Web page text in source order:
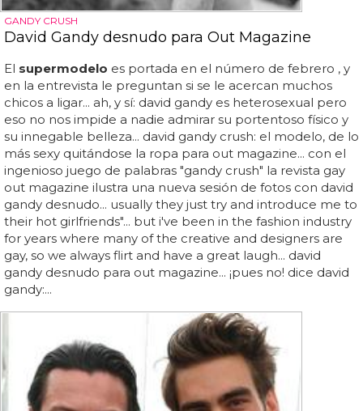
GANDY CRUSH
David Gandy desnudo para Out Magazine
El supermodelo es portada en el número de febrero , y
en la entrevista le preguntan si se le acercan muchos
chicos a ligar... ah, y sí: david gandy es heterosexual pero
eso no nos impide a nadie admirar su portentoso físico y
su innegable belleza... david gandy crush: el modelo, de lo
más sexy quitándose la ropa para out magazine... con el
ingenioso juego de palabras "gandy crush" la revista gay
out magazine ilustra una nueva sesión de fotos con david
gandy desnudo... usually they just try and introduce me to
their hot girlfriends"... but i've been in the fashion industry
for years where many of the creative and designers are
gay, so we always flirt and have a great laugh... david
gandy desnudo para out magazine... ¡pues no! dice david
gandy:...